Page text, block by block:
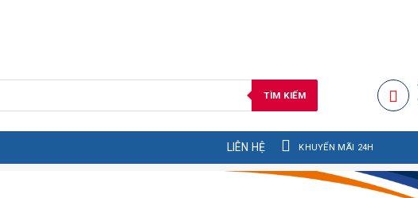
TÌM KIẾM
LIÊN HỆ HOTLINE 090 818 1013 ĐỂ ĐƯỢC TƯ
KHUYẾN MÃI 24H